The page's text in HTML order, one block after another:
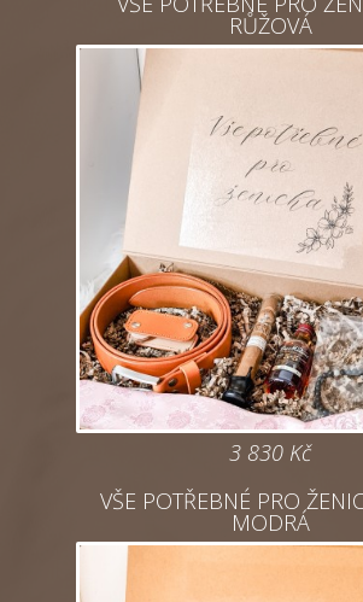
RŮŽOVÁ
3 830 Kč
VŠE POTŘEBNÉ PRO
MODRÁ